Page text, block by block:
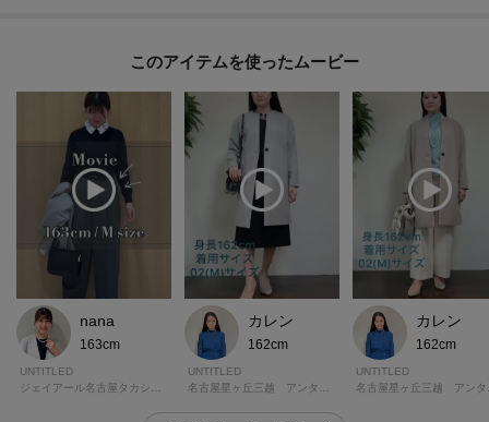
このアイテムを使ったムービー
nana
163cm
UNTITLED
カレン
162cm
UNTITLED
カレン
162cm
UNTITLED